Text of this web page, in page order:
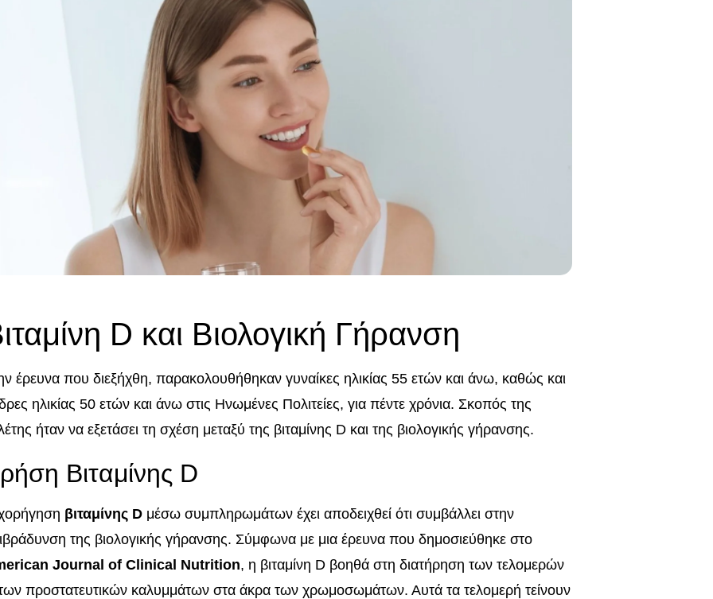
D και Βιολογική Γήρανση
έρευνα που διεξήχθη, παρακολουθήθηκαν γυναίκες ηλικίας 55 ετών και άνω, καθώς και
ηλικίας 50 ετών και άνω στις Ηνωμένες Πολιτείες, για πέντε χρόνια. Σκοπός της
ήταν να εξετάσει τη σχέση μεταξύ της βιταμίνης D και της βιολογικής γήρανσης.
Βιταμίνης D
βιταμίνης D μέσω συμπληρωμάτων έχει αποδειχθεί ότι συμβάλλει στην
της βιολογικής γήρανσης. Σύμφωνα με μια έρευνα που δημοσιεύθηκε στο
Journal of Clinical Nutrition, η βιταμίνη D βοηθά στη διατήρηση των τελομερών
προστατευτικών καλυμμάτων στα άκρα των χρωμοσωμάτων. Αυτά τα τελομερή τείνουν